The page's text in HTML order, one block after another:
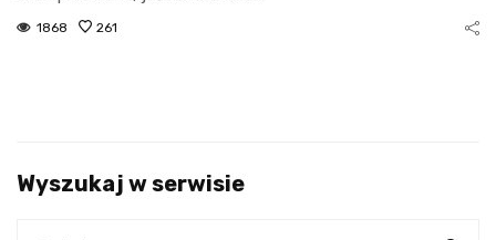
1868 261
Wyszukaj w serwisie